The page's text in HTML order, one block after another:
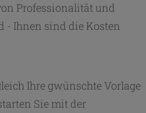
Professionalität und
- Ihnen sind die Kosten
Ihre gwünschte Vorlage
Sie mit der